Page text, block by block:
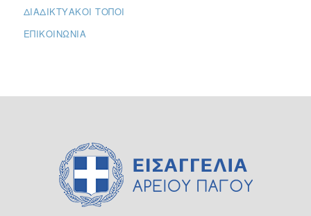
ΔΙΑΔΙΚΤΥΑΚΟΊ ΤΌΠΟΙ
ΕΠΙΚΟΙΝΩΝΊΑ